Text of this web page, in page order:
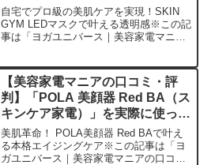
ってみた正直感想
自宅でプロ級の美肌ケアを実現！SKIN
GYM LEDマスクで叶える透明感※この記
事は「ヨガユニバース｜美容家電マニア
部が紹介したいのが「SKIN GYM LEDマ
スク...
【美容家電マニアの口コミ・評
判】「POLA 美顔器 Red BA（ス
キンケア家電）」を実際に使って
みた正直感想
美肌革命！ POLA美顔器 Red BAで叶え
る本格エイジングケア※この記事は「ヨ
ガユニバース｜美容家電マニアの口コ